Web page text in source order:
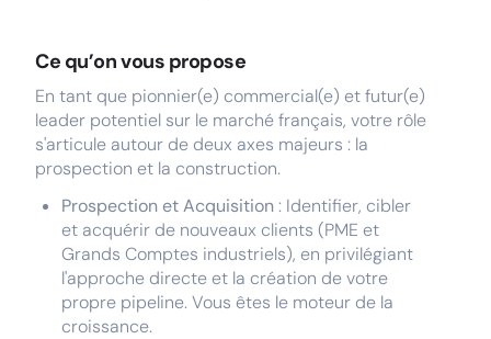
Ce qu’on vous propose
En tant que pionnier(e) commercial(e) et futur(e)
leader potentiel sur le marché français, votre rôle
s'articule autour de deux axes majeurs : la
prospection et la construction.
Prospection et Acquisition: Identifier, cibler
et acquérir de nouveaux clients (PME et
Grands Comptes industriels), en privilégiant
l'approche directe et la création de votre
propre pipeline. Vous êtes le moteur de la
croissance.